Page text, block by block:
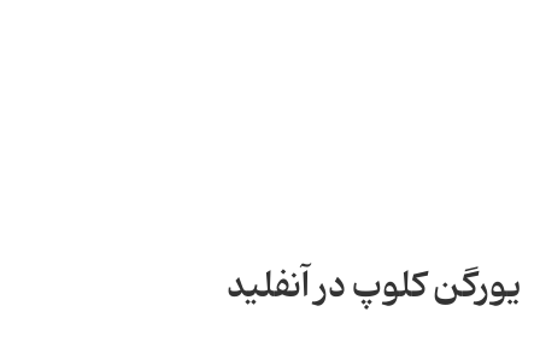
یورگن کلوپ در آنفلید